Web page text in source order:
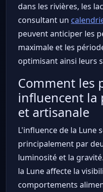
dans les rivières, les
consultant un
peuvent anticiper les
maximale et les
optimisant ainsi leurs
Comment les
influencent la
et artisanale
L'influence de la Lune
principalement par
luminosité et la
la Lune affecte la
comportements